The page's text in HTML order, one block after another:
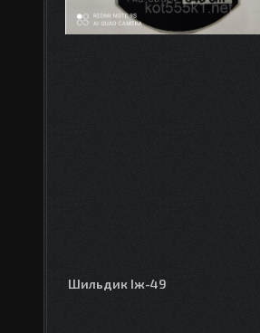
Шильдик Іж-49